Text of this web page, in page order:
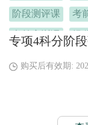
阶段测评课 考
考前密训课 提
购买后有效期: